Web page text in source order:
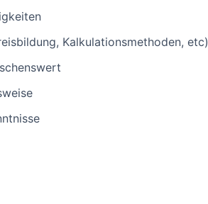
Kalkulationsmethoden, etc)